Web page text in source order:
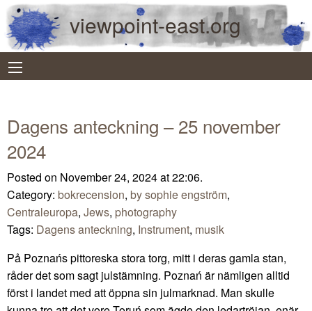
viewpoint-east.org
Dagens anteckning – 25 november
2024
Posted on November 24, 2024 at 22:06.
Category: bokrecension, by sophie engström,
Centraleuropa, Jews, photography
Tags: Dagens anteckning, Instrument, musik
På Poznańs pittoreska stora torg, mitt i deras gamla stan,
råder det som sagt julstämning. Poznań är nämligen alltid
först i landet med att öppna sin julmarknad. Man skulle